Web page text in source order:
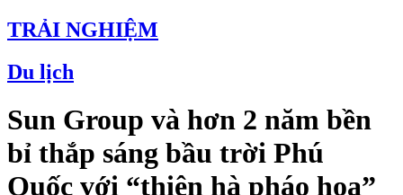
TRẢI NGHIỆM
Du lịch
Sun Group và hơn 2 năm bền
bỉ thắp sáng bầu trời Phú
Quốc với “thiên hà pháo hoa”